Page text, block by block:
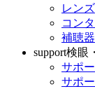
レンズ
コン
補聴器
support検眼
サポ
サポ